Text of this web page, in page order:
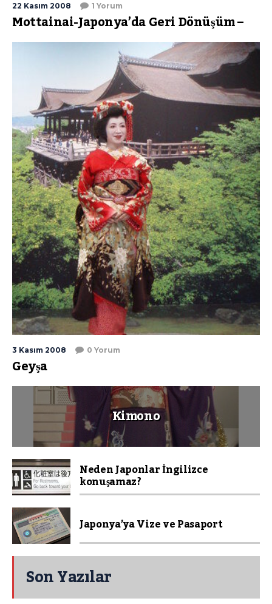
22 Kasım 2008 1 Yorum
Mottainai-Japonya’da Geri Dönüşüm –
3 Kasım 2008 0 Yorum
Geyşa
Kimono
Neden Japonlar İngilizce
konuşamaz?
Japonya’ya Vize ve Pasaport
Son Yazılar